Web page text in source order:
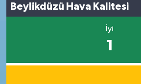
Beylikdüzü Hava Kalitesi
İyi
1